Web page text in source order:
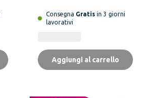
elettrocardiogramma
ECG, composizione
Consegna Gratisin 3 giorni
lavorativi
Aggiungi al carrello